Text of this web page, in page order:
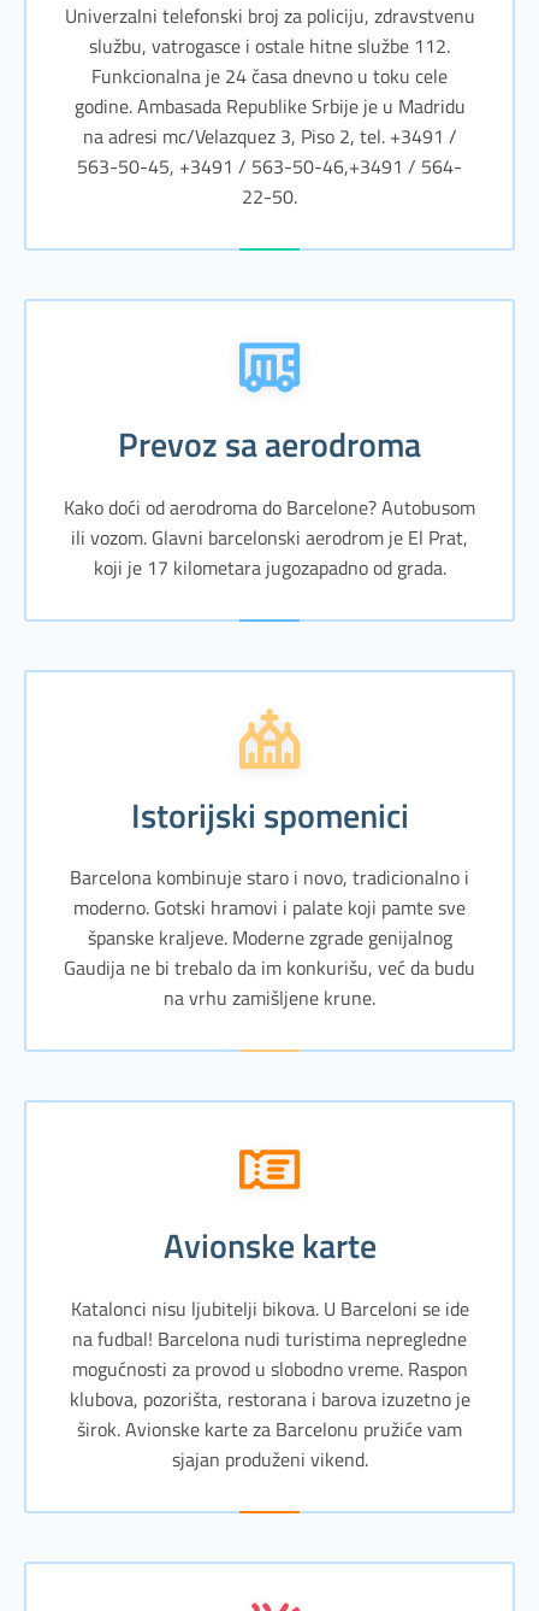
Univerzalni telefonski broj za policiju, zdravstvenu
službu, vatrogasce i ostale hitne službe 112.
Funkcionalna je 24 časa dnevno u toku cele
godine. Ambasada Republike Srbije je u Madridu
na adresi mc/Velazquez 3, Piso 2, tel. +3491 /
563-50-45, +3491 / 563-50-46,+3491 / 564-
22-50.
Prevoz sa aerodroma
Kako doći od aerodroma do Barcelone? Autobusom
ili vozom. Glavni barcelonski aerodrom je El Prat,
koji je 17 kilometara jugozapadno od grada.
Istorijski spomenici
Barcelona kombinuje staro i novo, tradicionalno i
moderno. Gotski hramovi i palate koji pamte sve
španske kraljeve. Moderne zgrade genijalnog
Gaudija ne bi trebalo da im konkurišu, već da budu
na vrhu zamišljene krune.
avionske karte
Katalonci nisu ljubitelji bikova. U Barceloni se ide
na fudbal! Barcelona nudi turistima nepregledne
mogućnosti za provod u slobodno vreme. Raspon
klubova, pozorišta, restorana i barova izuzetno je
širok. Avionske karte za Barcelonu pružiće vam
sjajan produženi vikend.